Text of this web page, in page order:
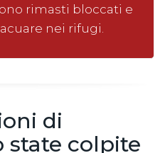
rimasti bloccati e
nei rifugi.
di
state colpite